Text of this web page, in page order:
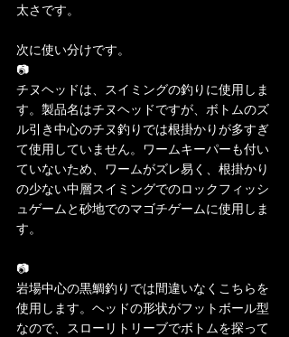
太さです。
次に使い分けです。
📷
チヌヘッドは、スイミングの釣りに使用しま
す。製品名はチヌヘッドですが、ボトムのズ
ル引き中心のチヌ釣りでは根掛かりが多すぎ
て使用していません。ワームキーパーも付い
ていないため、ワームがズレ易く、根掛かり
の少ない中層スイミングでのロックフィッシ
ュゲームと砂地でのマゴチゲームに使用しま
す。
📷
岩場中心の黒鯛釣りでは間違いなくこちらを
使用します。ヘッドの形状がフットボール型
なので、スローリトリーブでボトムを探って